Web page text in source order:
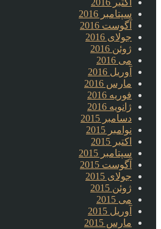
اکتبر 2016
سپتامبر 2016
آگوست 2016
جولای 2016
ژوئن 2016
می 2016
آوریل 2016
مارس 2016
فوریه 2016
ژانویه 2016
دسامبر 2015
نوامبر 2015
اکتبر 2015
سپتامبر 2015
آگوست 2015
جولای 2015
ژوئن 2015
می 2015
آوریل 2015
مارس 2015